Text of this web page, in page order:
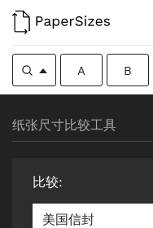
A B
纸张尺寸比较工具
比较:
美国信封